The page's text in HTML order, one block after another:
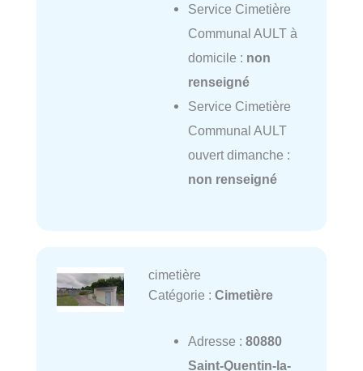
Service Cimetière
Communal AULT à
domicile : non
renseigné
Service Cimetière
Communal AULT
ouvert dimanche :
non renseigné
cimetière
Catégorie : Cimetière
Adresse : 80880
Saint-Quentin-la-